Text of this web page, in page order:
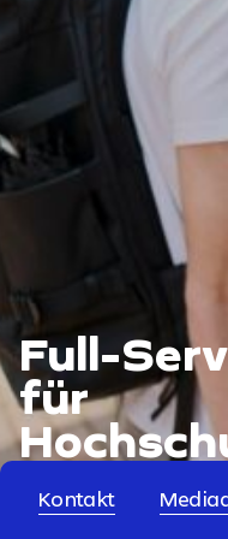
Full-
für
Kontakt